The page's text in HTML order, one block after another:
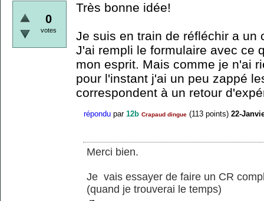
0
votes
Très bonne idée!
Je suis en train de réfléchir a un
J'ai rempli le formulaire avec ce
mon esprit. Mais comme je n'ai
pour l'instant j'ai un peu zappé
correspondent à un retour
répondu par 12b Crapaud dingue (113 points) 22-
Merci bien.
Je vais essayer de faire un CR
(quand je trouverai le temps)